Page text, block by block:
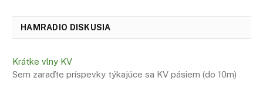
HAMRADIO DISKUSIA
Krátke vlny KV
Sem zaraďte príspevky týkajúce sa KV pásiem (do 10m)